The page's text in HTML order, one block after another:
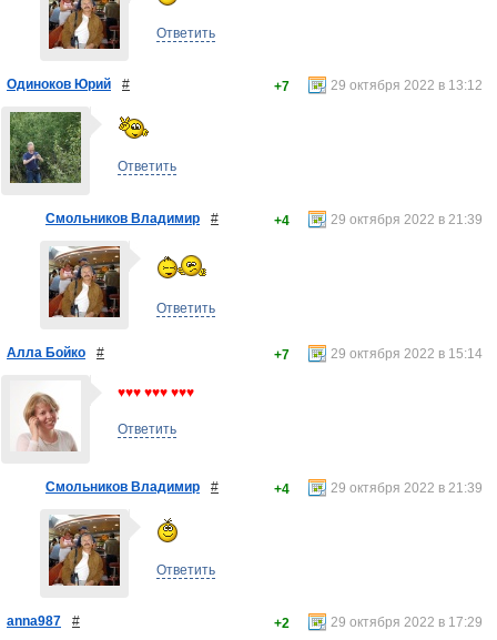
Ответить
Одиноков Юрий # 29 октября 2022 в 13:12
+7
Ответить
Смольников Владимир # 29 октября 2022 в 21:39
+4
Ответить
Алла Бойко # 29 октября 2022 в 15:14
+7
♥♥♥ ♥♥♥ ♥♥♥
Ответить
Смольников Владимир # 29 октября 2022 в 21:39
+4
Ответить
anna987 # 29 октября 2022 в 17:29
+2